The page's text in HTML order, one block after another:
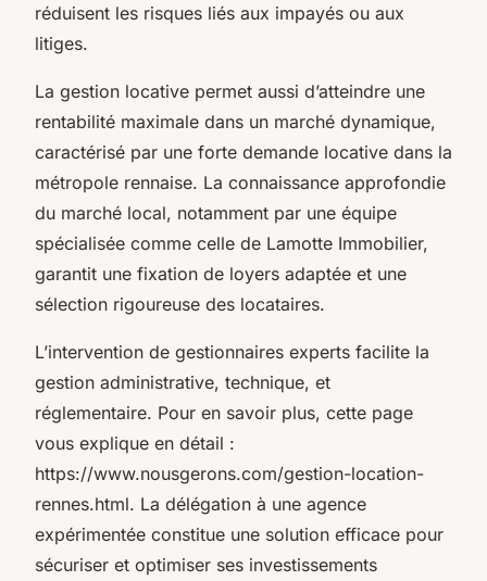
réduisent les risques liés aux impayés ou aux
litiges.
La gestion locative permet aussi d’atteindre une
rentabilité maximale dans un marché dynamique,
caractérisé par une forte demande locative dans la
métropole rennaise. La connaissance approfondie
du marché local, notamment par une équipe
spécialisée comme celle de Lamotte Immobilier,
garantit une fixation de loyers adaptée et une
sélection rigoureuse des locataires.
L’intervention de gestionnaires experts facilite la
gestion administrative, technique, et
réglementaire. Pour en savoir plus, cette page
vous explique en détail :
https://www.nousgerons.com/gestion-location-
rennes.html. La délégation à une agence
expérimentée constitue une solution efficace pour
sécuriser et optimiser ses investissements